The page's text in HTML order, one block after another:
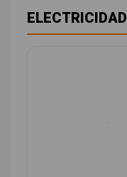
ELECTRICIDAD